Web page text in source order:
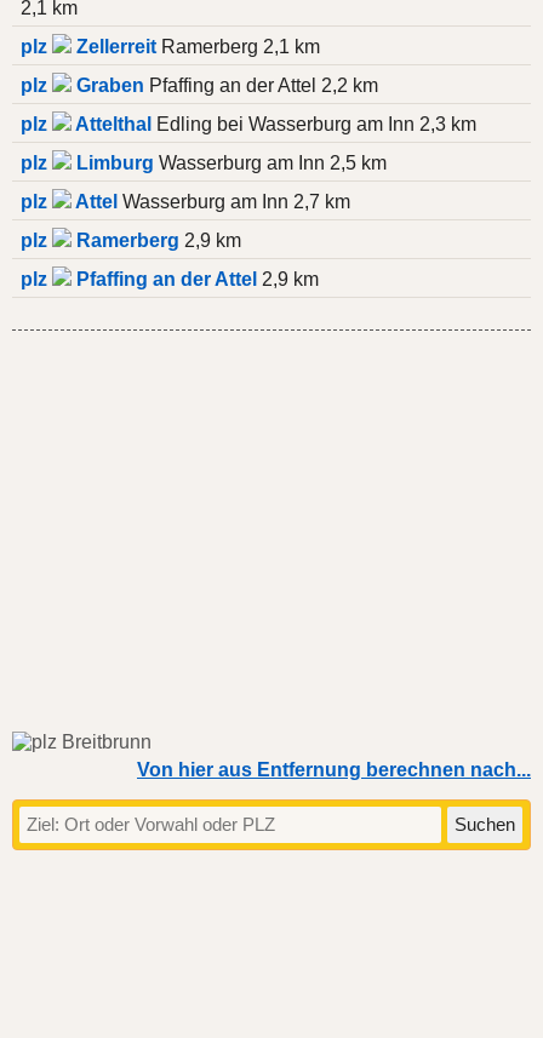
2,1 km
plz
Zellerreit Ramerberg 2,1 km
plz
Graben Pfaffing an der Attel 2,2 km
plz
Attelthal Edling bei Wasserburg am Inn 2,3 km
plz
Limburg Wasserburg am Inn 2,5 km
plz
Attel Wasserburg am Inn 2,7 km
plz
Ramerberg 2,9 km
plz
Pfaffing an der Attel 2,9 km
Von hier aus Entfernung berechnen nach...